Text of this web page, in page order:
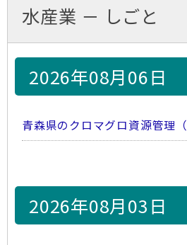
水産業 － しごと
2026年08月06日
青森県のクロマグロ資源管理（
2026年08月03日